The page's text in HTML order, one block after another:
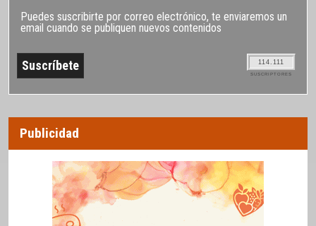
Puedes suscribirte por correo electrónico, te enviaremos un
email cuando se publiquen nuevos contenidos
114.111
SUSCRIPTORES
Publicidad